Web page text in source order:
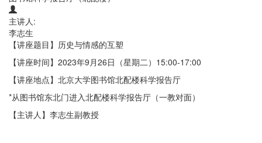
主讲人:
李志生
【讲座题目】历史与情感的互塑
【讲座时间】2023年9月26日（星期二）15:00-17:00
【讲座地点】北京大学图书馆北配楼科学报告厅
*从图书馆东北门进入北配楼科学报告厅（一教对面）
【主讲人】李志生副教授